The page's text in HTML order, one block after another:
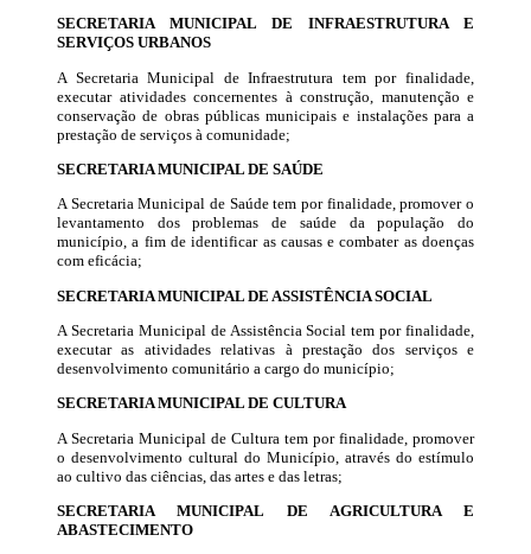
SECRETARIA MUNICIPAL DE INFRAESTRUTURA E
SERVIÇOS URBANOS
A Secretaria Municipal de Infraestrutura tem por finalidade,
executar atividades concernentes à construção, manutenção e
conservação de obras públicas municipais e instalações para a
prestação de serviços à comunidade;
SECRETARIA MUNICIPAL DE SAÚDE
A Secretaria Municipal de Saúde tem por finalidade, promover o
levantamento dos problemas de saúde da população do
município, a fim de identificar as causas e combater as doenças
com eficácia;
SECRETARIA MUNICIPAL DE ASSISTÊNCIA SOCIAL
A Secretaria Municipal de Assistência Social tem por finalidade,
executar as atividades relativas à prestação dos serviços e
desenvolvimento comunitário a cargo do município;
SECRETARIA MUNICIPAL DE CULTURA
A Secretaria Municipal de Cultura tem por finalidade, promover
o desenvolvimento cultural do Município, através do estímulo
ao cultivo das ciências, das artes e das letras;
SECRETARIA MUNICIPAL DE AGRICULTURA E
ABASTECIMENTO